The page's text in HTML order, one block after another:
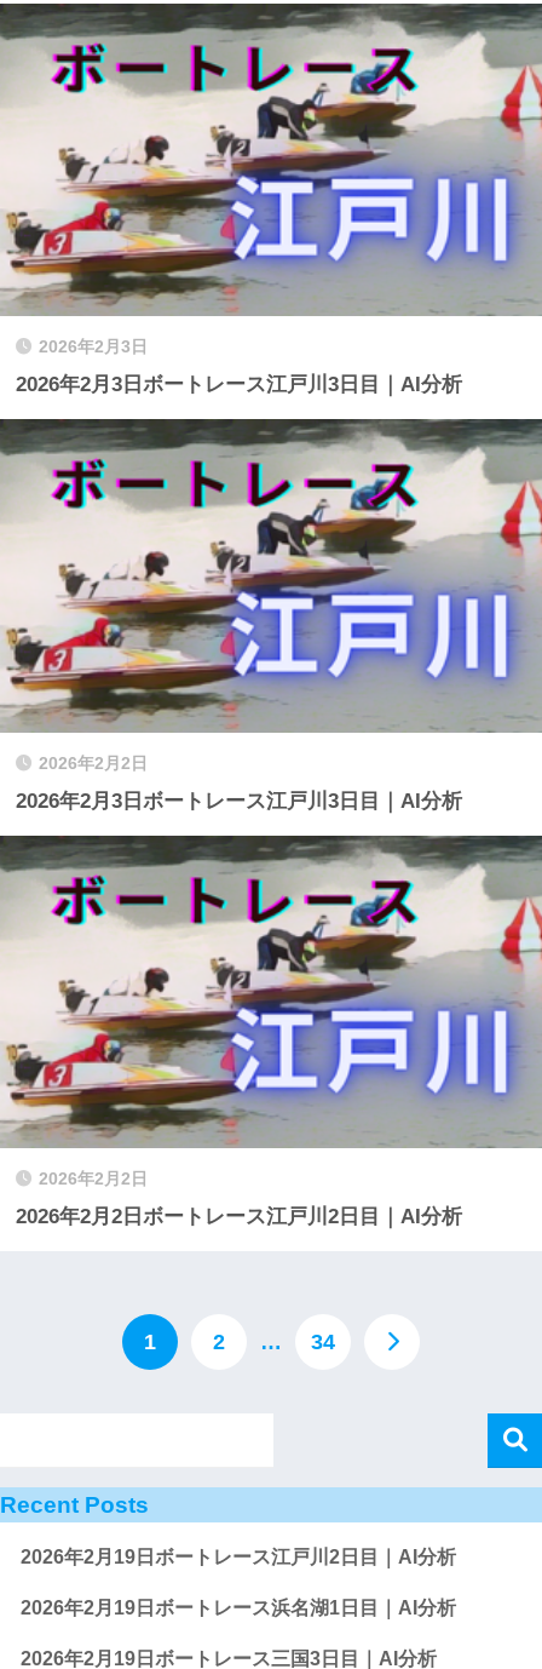
2026年2月3日
2026年2月3日ボートレース江戸川3日目｜AI分析
2026年2月2日
2026年2月3日ボートレース江戸川3日目｜AI分析
2026年2月2日
2026年2月2日ボートレース江戸川2日目｜AI分析
1 2 … 34
Recent Posts
2026年2月19日ボートレース江戸川2日目｜AI分析
2026年2月19日ボートレース浜名湖1日目｜AI分析
2026年2月19日ボートレース三国3日目｜AI分析